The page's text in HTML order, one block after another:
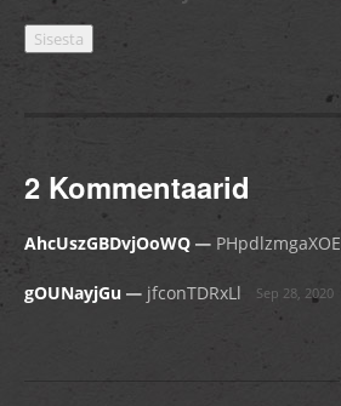
2 Kommentaarid
AhcUszGBDvjOoWQ PHpdlzmgaXOE
gOUNayjGu jfconTDRxLl Sep 28, 2020